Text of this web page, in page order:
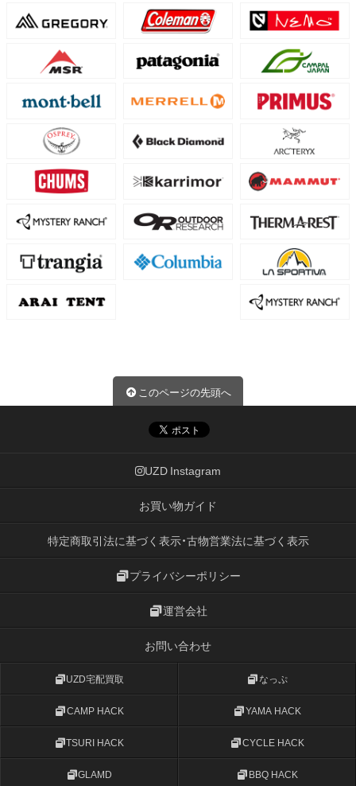
このページの先頭へ
UZD Instagram
お買い物ガイド
特定商取引法に基づく表示・古物営業法に基づく表示
プライバシーポリシー
運営会社
お問い合わせ
UZD宅配買取 なっぷ
CAMP HACK YAMA HACK
TSURI HACK CYCLE HACK
GLAMD BBQ HACK